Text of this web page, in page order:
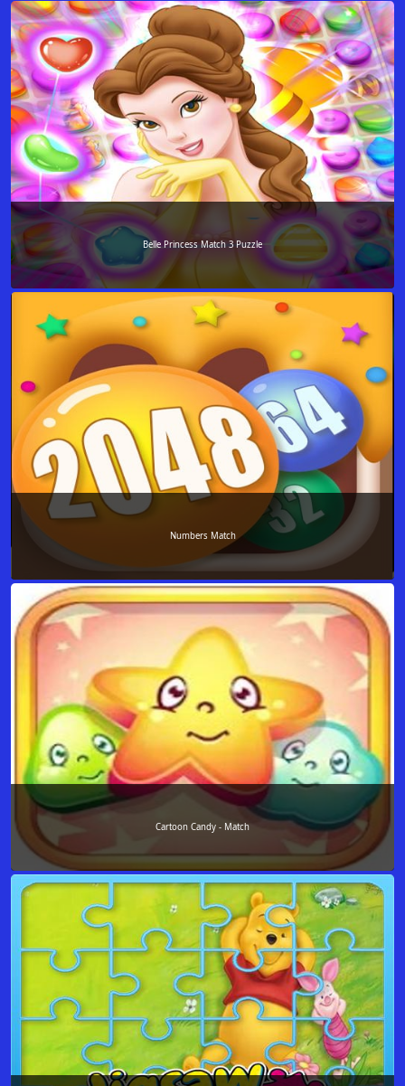
Belle Princess Match 3 Puzzle
Numbers Match
Cartoon Candy - Match